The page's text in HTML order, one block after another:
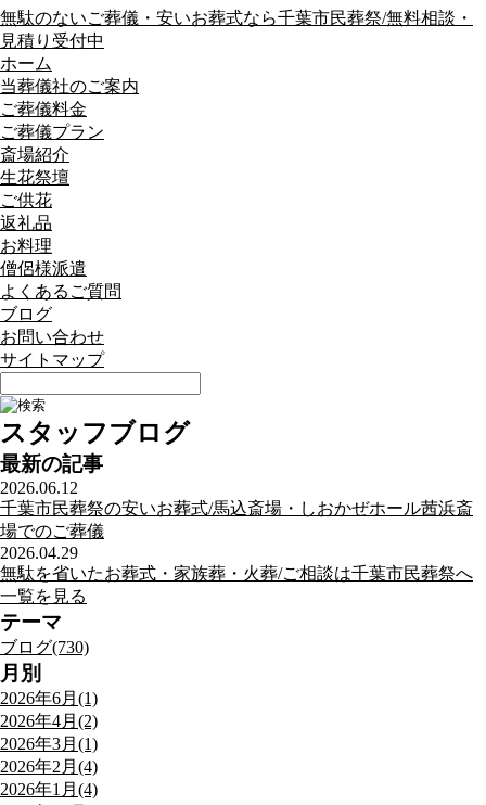
無駄のないご葬儀・安いお葬式なら千葉市民葬祭/無料相談・
見積り受付中
ホーム
当葬儀社のご案内
ご葬儀料金
ご葬儀プラン
斎場紹介
生花祭壇
ご供花
返礼品
お料理
僧侶様派遣
よくあるご質問
ブログ
お問い合わせ
サイトマップ
スタッフブログ
最新の記事
2026.06.12
千葉市民葬祭の安いお葬式/馬込斎場・しおかぜホール茜浜斎
場でのご葬儀
2026.04.29
無駄を省いたお葬式・家族葬・火葬/ご相談は千葉市民葬祭へ
一覧を見る
テーマ
ブログ(730)
月別
2026年6月(1)
2026年4月(2)
2026年3月(1)
2026年2月(4)
2026年1月(4)